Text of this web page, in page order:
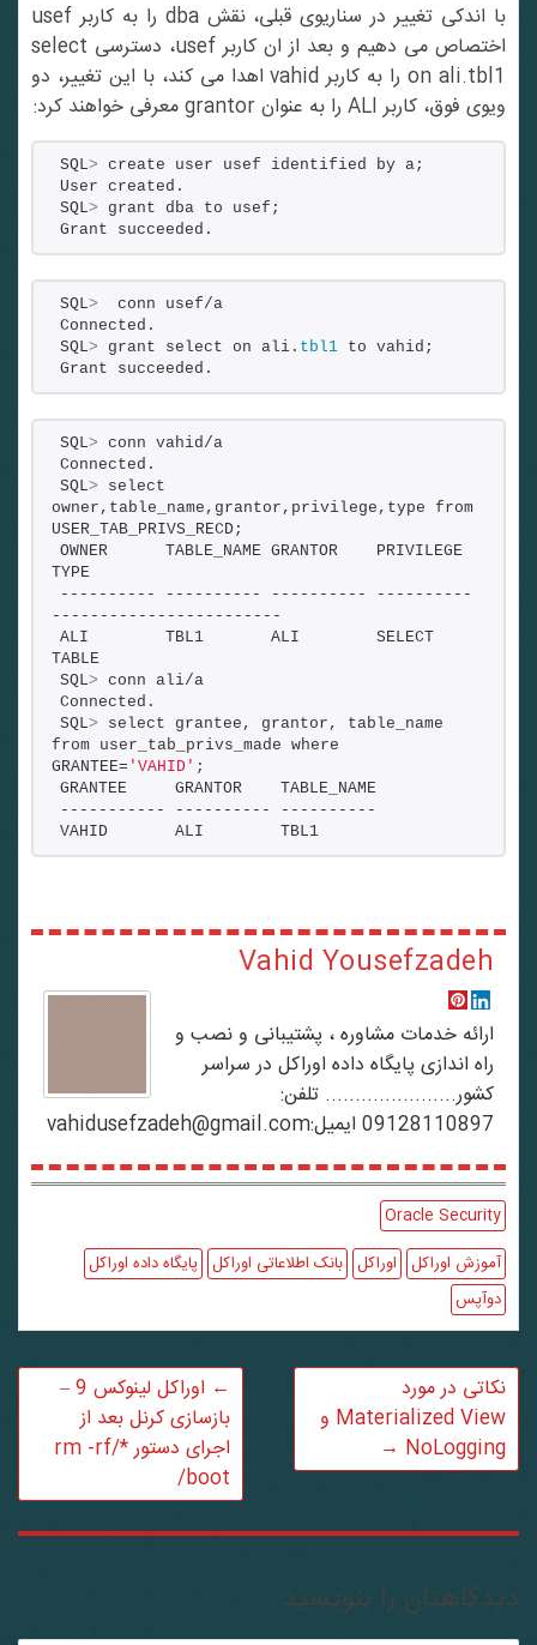
با اندکی تغییر در سناریوی قبلی، نقش dba را به کاربر usef
اختصاص می دهیم و بعد از ان کاربر usef، دسترسی select
on ali.tbl1 را به کاربر vahid اهدا می کند، با این تغییر، دو
ویوی فوق، کاربر ALI را به عنوان grantor معرفی خواهند کرد:
SQL> create user usef identified by a;
User created.
SQL> grant dba to usef;
Grant succeeded.
SQL>
  conn usef/a
Connected.
SQL> grant select on ali.tbl1 to vahid;
Grant succeeded.
SQL> conn vahid/a
Connected.
SQL> select
owner,table_name,grantor,privilege,type from
USER_TAB_PRIVS_RECD;
OWNER      TABLE_NAME GRANTOR    PRIVILEGE
TYPE
---------- ---------- ---------- ----------
------------------------
ALI        TBL1       ALI        SELECT
TABLE
SQL> conn ali/a
Connected.
SQL> select grantee, grantor, table_name
from user_tab_privs_made where
GRANTEE='VAHID'
GRANTEE     GRANTOR    TABLE_NAME
----------- ---------- ----------
VAHID       ALI        TBL1
Vahid Yousefzadeh
ارائه خدمات مشاوره ، پشتیبانی و نصب و
راه اندازی پایگاه داده اوراکل در سراسر
کشور...................... تلفن:
09128110897 ایمیل:vahidusefzadeh@gmail.com
Oracle Security
آموزش اوراکل اوراکل بانک اطلاعاتی اوراکل پایگاه داده اوراکل
دوآپس
اوراکل لینوکس 9 –
بازسازی کرنل بعد از
اجرای دستور */rm -rf
/boot
نکاتی در مورد
Materialized View و
NoLogging
→
را بنویسید